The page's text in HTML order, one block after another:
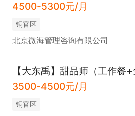
4500-5300元/月
铜官区
北京微海管理咨询有限公司
3500-4500元/月
铜官区